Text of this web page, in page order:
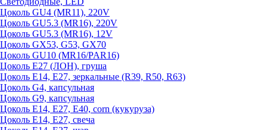
Цоколь GU4 (MR11), 220V
Цоколь GU5.3 (MR16), 220V
Цоколь GU5.3 (MR16), 12V
Цоколь GX53, G53, GX70
Цоколь GU10 (MR16/PAR16)
Цоколь Е27 (ЛОН), груша
Цоколь Е14, Е27, зеркальные (R39, R50, R63)
Цоколь G4, капсульная
Цоколь G9, капсульная
Цоколь Е14, Е27, Е40, corn (кукуруза)
Цоколь Е14, Е27, свеча